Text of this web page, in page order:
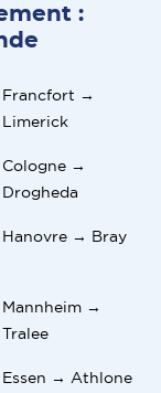
:
Francfort →
Limerick
Cologne →
Drogheda
Hanovre → Bray
Mannheim →
Tralee
Essen → Athlone